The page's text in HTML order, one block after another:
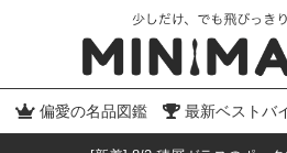
偏愛の名品図鑑 最新ベストバ